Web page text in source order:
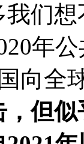
们
年
向全
但